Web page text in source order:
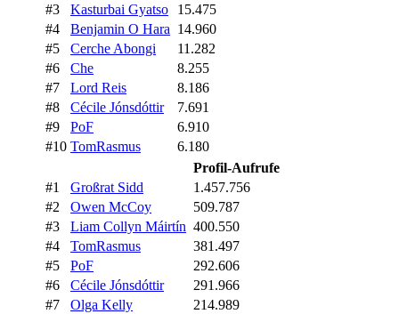
#3
Kasturbai Gyatso
15.475
#4
Benjamin O Hara 14.960
#5
Cerche Abongi
11.282
#6
Che
8.255
#7
Lord Reis
8.186
#8
Cécile Jónsdóttir
7.691
#9
PoF
6.910
#10 TomRasmus
6.180
Profil-Aufrufe
#1
Großrat Sidd
1.457.756
#2
Owen McCoy
509.787
#3
Liam Collyn Máirtín 400.550
#4
TomRasmus
381.497
#5
PoF
292.606
#6
Cécile Jónsdóttir
291.966
#7
Olga Kelly
214.989